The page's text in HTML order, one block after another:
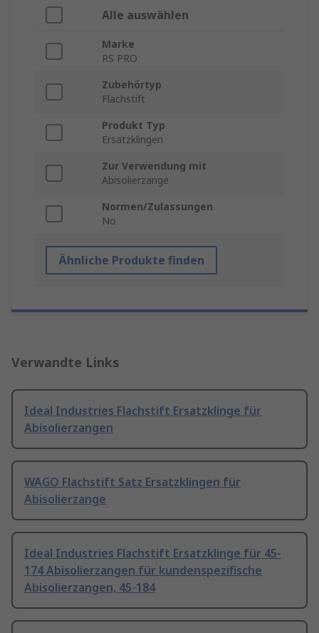
Alle auswählen
Marke
RS PRO
Zubehörtyp
Flachstift
Produkt Typ
Ersatzklingen
Zur Verwendung mit
Abisolierzange
Normen/Zulassungen
No
Ähnliche Produkte finden
Verwandte Links
Ideal Industries Flachstift Ersatzklinge für
Abisolierzangen
WAGO Flachstift Satz Ersatzklingen für
Abisolierzange
Ideal Industries Flachstift Ersatzklinge für 45-
174 Abisolierzangen für kundenspezifische
Abisolierzangen, 45-184